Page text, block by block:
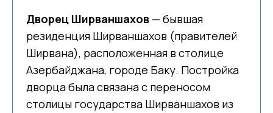
Дворец Ширваншахов — бывшая
резиденция Ширваншахов (правителей
Ширвана), расположенная в столице
Азербайджана, городе Баку. Постройка
дворца была связана с переносом
столицы государства Ширваншахов из